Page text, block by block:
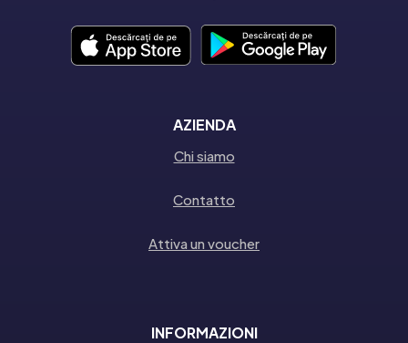
AZIENDA
Chi siamo
Contatto
Attiva un voucher
INFORMAZIONI